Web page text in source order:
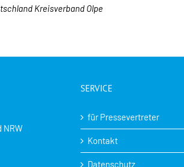
Kreisverband Olpe
NRW
SERVICE
für Pressevertreter
Kontakt
Datenschutz